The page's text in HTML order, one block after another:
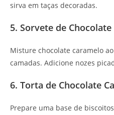
sirva em taças decoradas.
5. Sorvete de
Misture chocolate caramelo
camadas. Adicione nozes
6. Torta de Chocolate
Prepare uma base de